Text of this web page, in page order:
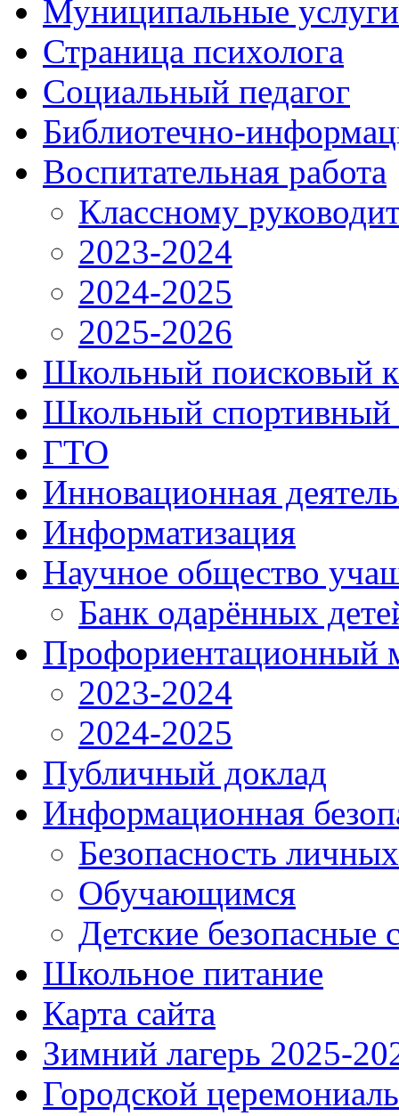
Муниципальные услуги
Страница психолога
Социальный педагог
Библиотечно-
Воспитательная работа
Классному
2023-2024
2024-2025
2025-2026
Школьный поисковый
Школьный спортивный
ГТО
Инновационная
Информатизация
Научное общество
Банк одарённых
Профориентационный
2023-2024
2024-2025
Публичный доклад
Информационная
Безопасность
Обучающимся
Детские безопасные
Школьное питание
Карта сайта
Зимний лагерь 2025-
Городской